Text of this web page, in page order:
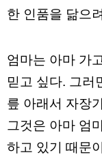
한 인품을 닮으
엄마는 아마 가
믿고 싶다. 그러
릎 아래서 자장
그것은 아마 엄
하고 있기 때문